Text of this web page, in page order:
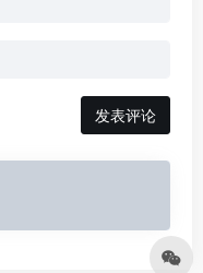
发表评论